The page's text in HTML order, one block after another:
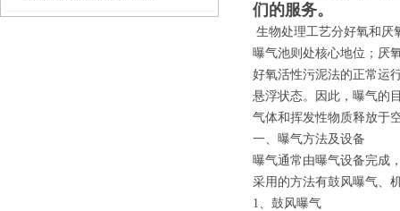
们的服务。
生物处理工艺分好氧和厌
曝气池则处核心地位；厌
好氧活性污泥法的正常运
悬浮状态。因此，曝气的
气体和挥发性物质释放于
一、曝气方法及设备
曝气通常由曝气设备完成
采用的方法有鼓风曝气、
1、鼓风曝气